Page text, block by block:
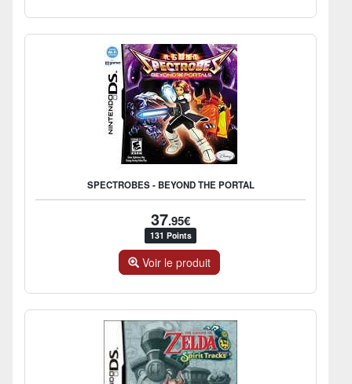
SPECTROBES - BEYOND THE PORTAL
37.95€
131 Points
Voir le produit